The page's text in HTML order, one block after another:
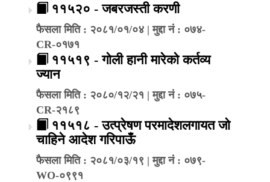
११५२० - जबरजस्ती करणी
फैसला मिति : २०८१/०१/०४ | मुद्दा नं : ०७४-
CR-०१७१
११५१९ - गोली हानी मारेको कर्तव्य
ज्यान
फैसला मिति : २०८०/१२/२१ | मुद्दा नं : ०७५-
CR-२१८९
११५१८ - उत्प्रेषण परमादेशलगायत जो
चाहिने आदेश गरिपाऊँ
फैसला मिति : २०८१/०३/१९ | मुद्दा नं : ०७९-
WO-०९९१